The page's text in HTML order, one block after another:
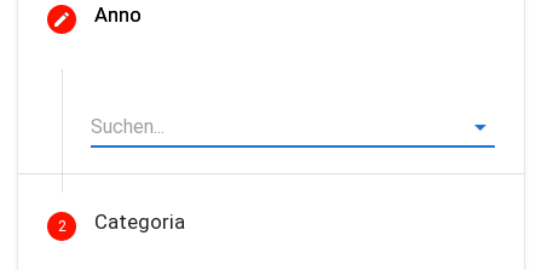
Anno
2 Categoria